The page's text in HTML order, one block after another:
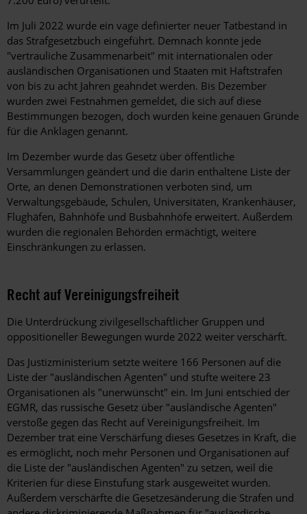
Im Juli 2022 wurde ein vage definierter neuer Tatbestand in
das Strafgesetzbuch eingeführt. Demnach konnte jede
"vertrauliche Zusammenarbeit" mit internationalen oder
ausländischen Organisationen und Staaten mit Haftstrafen
von bis zu acht Jahren geahndet werden. Bis Dezember
wurden zwei Festnahmen gemeldet, die sich auf diese
Bestimmungen bezogen, doch wurden keine genauen Gründe
für die Anklagen genannt.
Im Dezember wurde das Gesetz über öffentliche
Versammlungen geändert und die darin enthaltene Liste der
Orte, an denen Demonstrationen verboten sind, um
Verwaltungsgebäude, Schulen, Universitäten, Krankenhäuser,
Flughäfen, Bahnhöfe und Busbahnhöfe erweitert. Außerdem
wurden die regionalen Behörden ermächtigt, weitere
Einschränkungen zu erlassen.
Recht auf Vereinigungsfreiheit
Die Unterdrückung zivilgesellschaftlicher Gruppen und
oppositioneller Bewegungen wurde 2022 weiter verschärft.
Das Justizministerium setzte weitere 166 Personen auf die
Liste der "ausländischen Agenten" und stufte weitere 23
Organisationen als "unerwünscht" ein. Im Juni entschied der
EGMR, das russische Gesetz über "ausländische Agenten"
verstoße gegen das Recht auf Vereinigungsfreiheit. Im
Dezember trat eine Verschärfung dieses Gesetzes in Kraft, die
es ermöglicht, noch mehr Personen und Organisationen auf
die Liste der "ausländischen Agenten" zu setzen, weil die
Kriterien für diese Einstufung stark ausgeweitet wurden.
Außerdem verschärfte die Gesetzesänderung die Strafen und